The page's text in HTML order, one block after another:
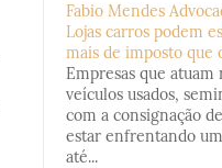
Fabio Mendes
Lojas carros podem
mais de imposto que
Empresas que
veículos usados,
com a consignação
estar enfrentando
até...